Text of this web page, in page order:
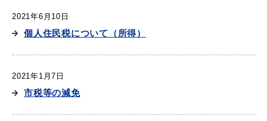
2021年6月10日
個人住民税について（所得）
2021年1月7日
市税等の減免